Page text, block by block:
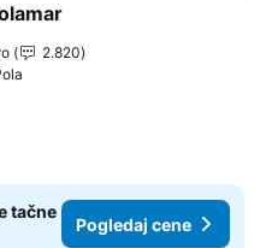
u favorite
2.820
tačne
Pogledaj cene